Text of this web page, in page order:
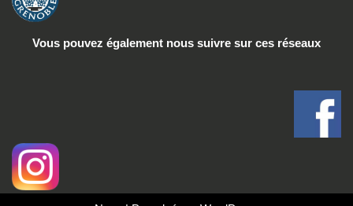
Vous pouvez également nous suivre sur ces réseaux